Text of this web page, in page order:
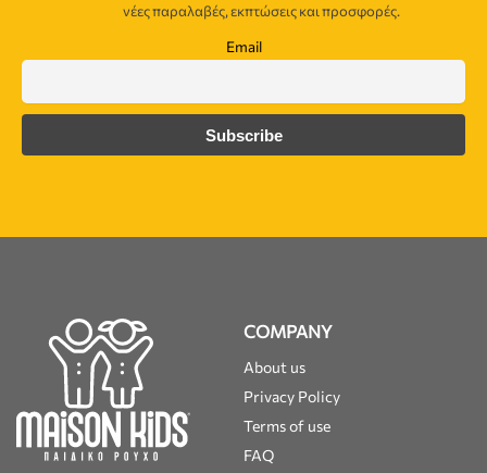
νέες παραλαβές, εκπτώσεις και προσφορές.
Email
COMPANY
About us
Privacy Policy
Terms of use
FAQ